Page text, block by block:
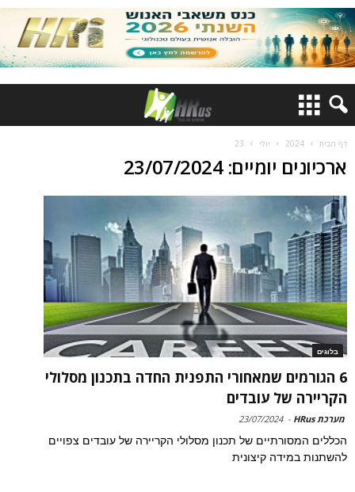
דף הבית 2024 יולי 23
ארכיונים יומיים: 23/07/2024
בלוגים
6 הגורמים שמאחורי התפנית החדה בתכנון מסלולי
הקריירה של עובדים
מערכת HRus -
23/07/2024
הכללים המסורתיים של תכנון מסלולי הקריירה של עובדים צפויים
להשתנות במידה קיצונית